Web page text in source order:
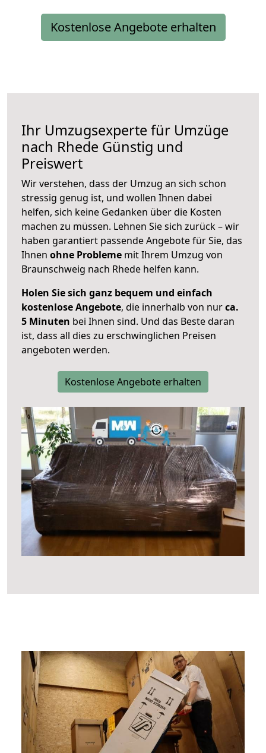
Kostenlose Angebote erhalten
Ihr Umzugsexperte für Umzüge
nach Rhede Günstig und
Preiswert
Wir verstehen, dass der Umzug an sich schon
stressig genug ist, und wollen Ihnen dabei
helfen, sich keine Gedanken über die Kosten
machen zu müssen. Lehnen Sie sich zurück – wir
haben garantiert passende Angebote für Sie, das
Ihnen ohne Probleme mit Ihrem Umzug von
Braunschweig nach Rhede helfen kann.
Holen Sie sich ganz bequem und einfach
kostenlose Angebote, die innerhalb von nurca.
5 Minuten bei Ihnen sind. Und das Beste daran
ist, dass all dies zu erschwinglichen Preisen
angeboten werden.
Kostenlose Angebote erhalten